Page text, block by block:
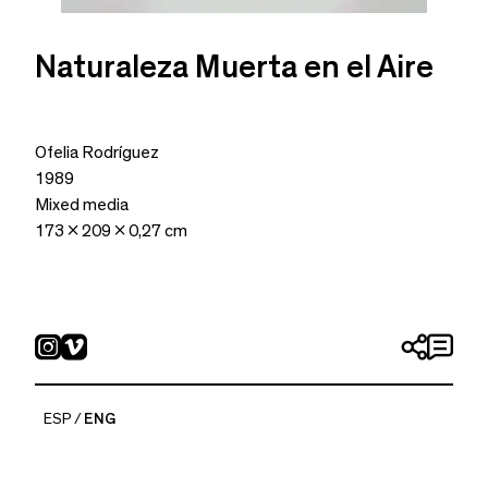
Naturaleza Muerta en el Aire
Ofelia Rodríguez
1989
Mixed media
173 x 209 x 0,27 cm
ESP ENG